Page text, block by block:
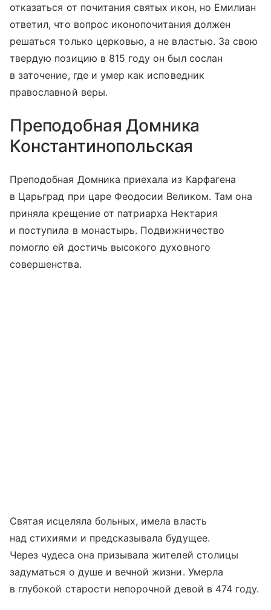
отказаться от почитания святых икон, но Емилиан
ответил, что вопрос иконопочитания должен
решаться только церковью, а не властью. За свою
твердую позицию в 815 году он был сослан
в заточение, где и умер как исповедник
православной веры.
Преподобная Домника
Константинопольская
Преподобная Домника приехала из Карфагена
в Царьград при царе Феодосии Великом. Там она
приняла крещение от патриарха Нектария
и поступила в монастырь. Подвижничество
помогло ей достичь высокого духовного
совершенства.
Святая исцеляла больных, имела власть
над стихиями и предсказывала будущее.
Через чудеса она призывала жителей столицы
задуматься о душе и вечной жизни. Умерла
в глубокой старости непорочной девой в 474 году.